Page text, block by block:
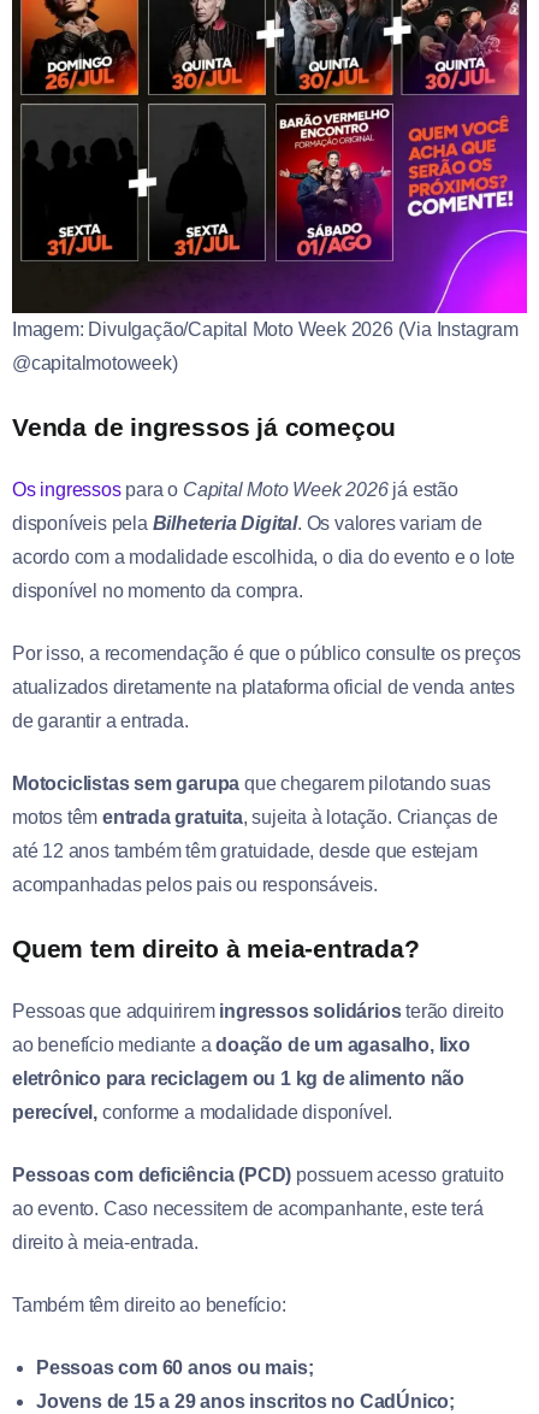
Imagem: Divulgação/Capital Moto Week 2026 (Via Instagram
@capitalmotoweek)
Venda de ingressos já começou
Os ingressospara o Capital Moto Week 2026já estão
disponíveis pela Bilheteria Digital. Os valores variam de
acordo com a modalidade escolhida, o dia do evento e o lote
disponível no momento da compra.
Por isso, a recomendação é que o público consulte os preços
atualizados diretamente na plataforma oficial de venda antes
de garantir a entrada.
Motociclistas sem garupa que chegarem pilotando suas
motos têm entrada gratuita, sujeita à lotação. Crianças de
até 12 anos também têm gratuidade, desde que estejam
acompanhadas pelos pais ou responsáveis.
Quem tem direito à meia-entrada?
Pessoas que adquiriremingressos solidáriosterão direito
ao benefício mediante adoação de um agasalho, lixo
eletrônico para reciclagem ou 1 kg de alimento não
perecível, conforme a modalidade disponível.
Pessoas com deficiência (PCD) possuem acesso gratuito
ao evento. Caso necessitem de acompanhante, este terá
direito à meia-entrada.
Também têm direito ao benefício:
Pessoas com 60 anos ou mais;
Jovens de 15 a 29 anos inscritos no CadÚnico;